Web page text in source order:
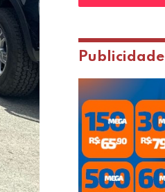
Publicidade